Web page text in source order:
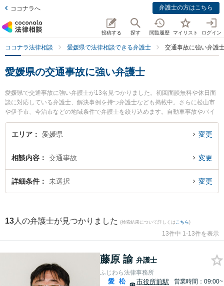
ココナラへ 弁護士の方はこちら
投稿する 探す 閲覧履歴 マイリスト ログイン
ココナラ法律相談 愛媛県で法律相談できる弁護士 交通事故に強い弁護
愛媛県の交通事故に強い弁護士
愛媛県で交通事故に強い弁護士が13名見つかりました。初回面談無料や休日面
談に対応している弁護士、解決事例を持つ弁護士なども掲載中。さらに松山市
や伊予市、今治市などの地域条件で弁護士を絞り込めます。自動車事故やバイ
ク事故、自転車事故等の細かな分野での絞り込み検索もでき便利です。特にふ
じわら法律事務所の藤原 諭弁護士や愛媛まこと法律事務所の横川 主磨弁護士、
交通事故のトラブルを今すぐに弁護士に相談したい』『交通事故のトラブル解
決の実績豊富な近くの弁護士を検索したい』『初回相談無料で交通事故を法律
相談できる愛媛県内の弁護士に相談予約したい』などでお困りの相談者さんに
エリア 愛媛県 変更
相談内容 交通事故 変更
詳細条件 未選択 変更
13 人の弁護士が見つかりました (検索結果について詳しくは こちら)
13件中 1-13件を表示
藤原 諭 弁護士
ふじわら法律事務所
愛
松
市役所前駅
営業時間：09:00~